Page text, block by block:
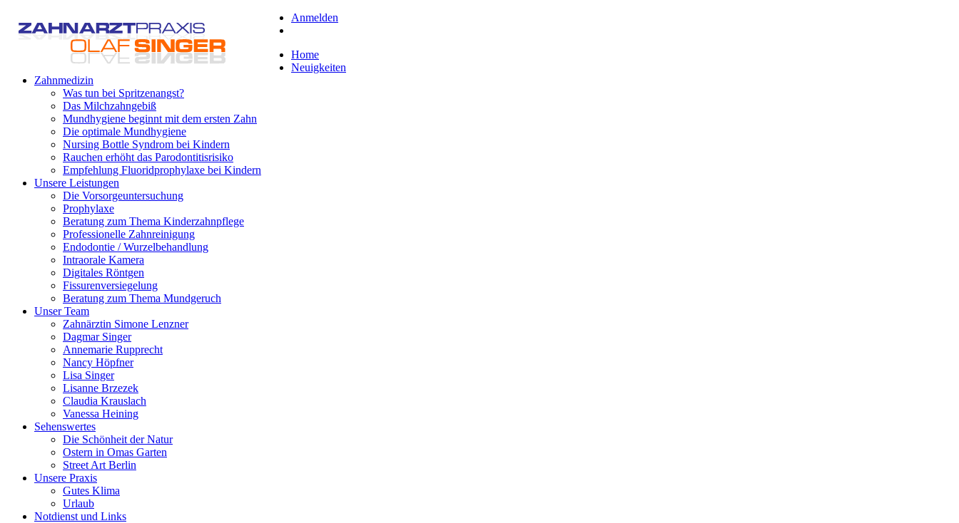
Anmelden
Home
Neuigkeiten
Zahnmedizin
Was tun bei Spritzenangst?
Das Milchzahngebiß
Mundhygiene beginnt mit dem ersten Zahn
Die optimale Mundhygiene
Nursing Bottle Syndrom bei Kindern
Rauchen erhöht das Parodontitisrisiko
Empfehlung Fluoridprophylaxe bei Kindern
Unsere Leistungen
Die Vorsorgeuntersuchung
Prophylaxe
Beratung zum Thema Kinderzahnpflege
Professionelle Zahnreinigung
Endodontie / Wurzelbehandlung
Intraorale Kamera
Digitales Röntgen
Fissurenversiegelung
Beratung zum Thema Mundgeruch
Unser Team
Zahnärztin Simone Lenzner
Dagmar Singer
Annemarie Rupprecht
Nancy Höpfner
Lisa Singer
Lisanne Brzezek
Claudia Krauslach
Vanessa Heining
Sehenswertes
Die Schönheit der Natur
Ostern in Omas Garten
Street Art Berlin
Unsere Praxis
Gutes Klima
Urlaub
Notdienst und Links